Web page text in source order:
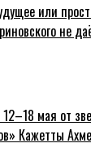
или
не
12–18 мая от
Кажетты